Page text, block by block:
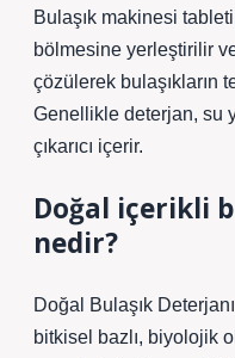
Bulaşık makinesi
bölmesine yerleştirilir
çözülerek bulaşıkların
Genellikle deterjan, su
çıkarıcı içerir.
Doğal içerikli
nedir?
Doğal Bulaşık
bitkisel bazlı, biyolojik